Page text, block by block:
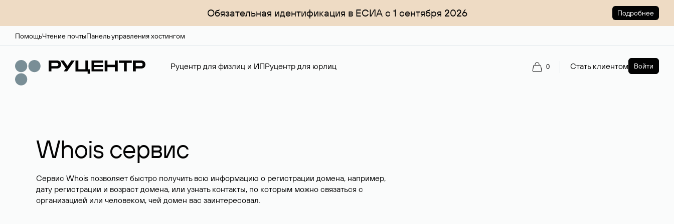
Обязательная идентификация в ЕСИА с 1 сентября 2026 Подробнее
ПомощьЧтение почтыПанель управления хостингом
Руцентр для физлиц и ИПРуцентр для юрлиц 0 Стать клиентом Войти
Whois сервис
Сервис Whois позволяет быстро получить всю информацию о регистрации домена, например,
дату регистрации и возраст домена, или узнать контакты, по которым можно связаться с
организацией или человеком, чей домен вас заинтересовал.